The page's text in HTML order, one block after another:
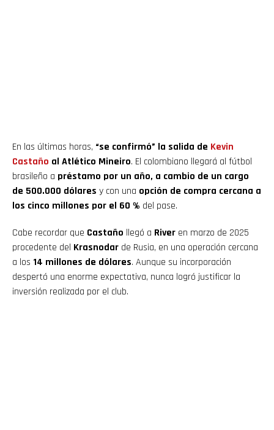
En las últimas horas, “se confirmó” la salida de Kevin
Castaño al Atlético Mineiro. El colombiano llegará al fútbol
brasileño a préstamo por un año, a cambio de un cargo
de 500.000 dólares y con una opción de compra cercana a
los cinco millones por el 60 % del pase.
Cabe recordar que Castaño llegó a River en marzo de 2025
procedente del Krasnodar de Rusia, en una operación cercana
a los 14 millones de dólares. Aunque su incorporación
despertó una enorme expectativa, nunca logró justificar la
inversión realizada por el club.